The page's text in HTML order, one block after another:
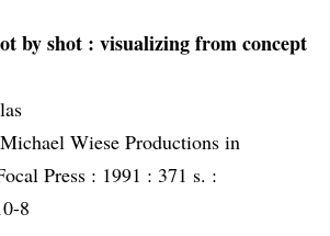
by shot : visualizing from concept
Michael Wiese Productions in
Press : 1991 : 371 s. :
8